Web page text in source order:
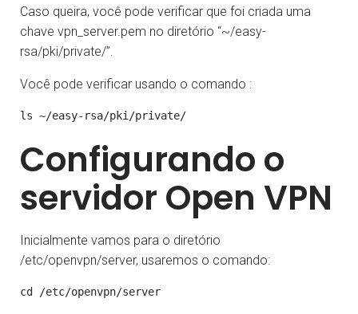
Caso queira, você pode verificar que foi criada uma
chave vpn_server.pem no diretório “~/easy-
rsa/pki/private/”.
Você pode verificar usando o comando :
Configurando o
servidor Open VPN
Inicialmente vamos para o diretório
/etc/openvpn/server, usaremos o comando: